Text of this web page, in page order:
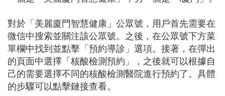
對於「美麗廈門智慧健康」公眾號，用戶首先需要在
微信中搜索並關注該公眾號。之後，在公眾號下方菜
單欄中找到並點擊「預約導診」選項。接著，在彈出
的頁面中選擇「核酸檢測預約」，之後就可以根據自
己的需要選擇不同的核酸檢測醫院進行預約了。具體
的步驟可以點擊鏈接查看。